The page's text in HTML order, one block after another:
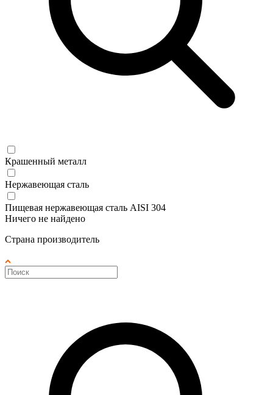
Крашенный металл
Нержавеющая сталь
Пищевая нержавеющая сталь AISI 304
Ничего не найдено
Страна производитель